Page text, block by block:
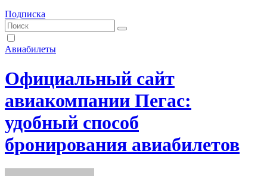
Подписка
Авиабилеты
Официальный сайт
авиакомпании Пегас:
удобный способ
бронирования авиабилетов